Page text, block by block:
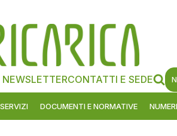
CONTATTI E SEDE
DOCUMENTI E NORMATIVE